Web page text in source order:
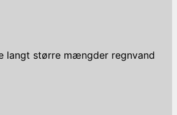
langt større mængder regnvand